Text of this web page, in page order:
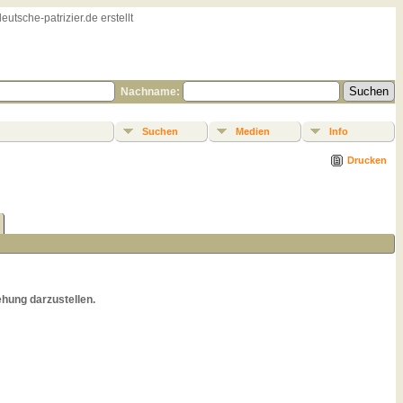
patrizier.de erstellt
Nachname:
Suchen Medien Info
Drucken
darzustellen.